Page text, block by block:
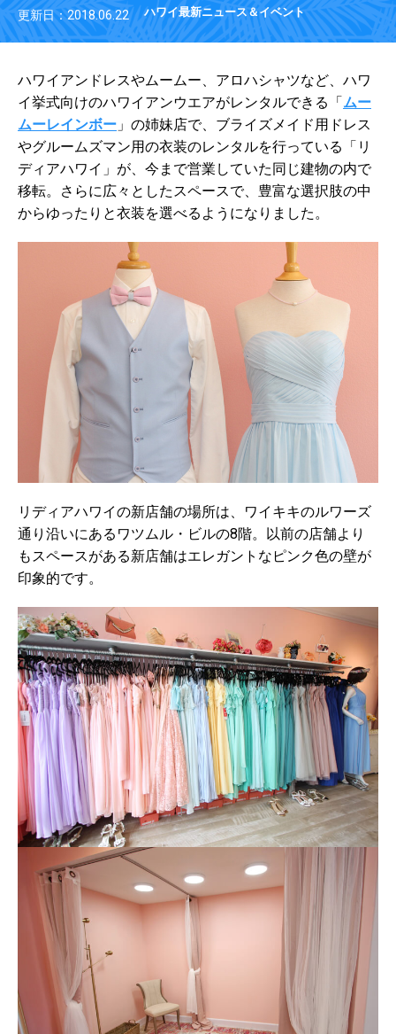
更新日：2018.06.22 ハワイ最新ニュース＆イベント
ハワイアンドレスやムームー、アロハシャツなど、ハワ
イ挙式向けのハワイアンウエアがレンタルできる「ムー
ムーレインボー 」の姉妹店で、ブライズメイド用ドレス
やグルームズマン用の衣装のレンタルを行っている「リ
ディアハワイ」が、今まで営業していた同じ建物の内で
移転。さらに広々としたスペースで、豊富な選択肢の中
からゆったりと衣装を選べるようになりました。
リディアハワイの新店舗の場所は、ワイキキのルワーズ
通り沿いにあるワツムル・ビルの8階。以前の店舗より
もスペースがある新店舗はエレガントなピンク色の壁が
印象的です。